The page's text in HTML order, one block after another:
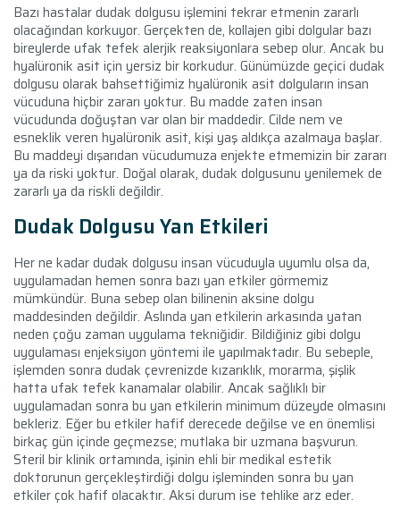
Bazı hastalar dudak dolgusu işlemini tekrar etmenin zararlı
olacağından korkuyor. Gerçekten de, kollajen gibi dolgular bazı
bireylerde ufak tefek alerjik reaksiyonlara sebep olur. Ancak bu
hyalüronik asit için yersiz bir korkudur. Günümüzde geçici dudak
dolgusu olarak bahsettiğimiz hyalüronik asit dolguların insan
vücuduna hiçbir zararı yoktur. Bu madde zaten insan
vücudunda doğuştan var olan bir maddedir. Cilde nem ve
esneklik veren hyalüronik asit, kişi yaş aldıkça azalmaya başlar.
Bu maddeyi dışarıdan vücudumuza enjekte etmemizin bir zararı
ya da riski yoktur. Doğal olarak, dudak dolgusunu yenilemek de
zararlı ya da riskli değildir.
Dudak Dolgusu Yan Etkileri
Her ne kadar dudak dolgusu insan vücuduyla uyumlu olsa da,
uygulamadan hemen sonra bazı yan etkiler görmemiz
mümkündür. Buna sebep olan bilinenin aksine dolgu
maddesinden değildir. Aslında yan etkilerin arkasında yatan
neden çoğu zaman uygulama tekniğidir. Bildiğiniz gibi dolgu
uygulaması enjeksiyon yöntemi ile yapılmaktadır. Bu sebeple,
işlemden sonra dudak çevrenizde kızarıklık, morarma, şişlik
hatta ufak tefek kanamalar olabilir. Ancak sağlıklı bir
uygulamadan sonra bu yan etkilerin minimum düzeyde olmasını
bekleriz. Eğer bu etkiler hafif derecede değilse ve en önemlisi
birkaç gün içinde geçmezse; mutlaka bir uzmana başvurun.
Steril bir klinik ortamında, işinin ehli bir medikal estetik
doktorunun gerçekleştirdiği dolgu işleminden sonra bu yan
etkiler çok hafif olacaktır. Aksi durum ise tehlike arz eder.